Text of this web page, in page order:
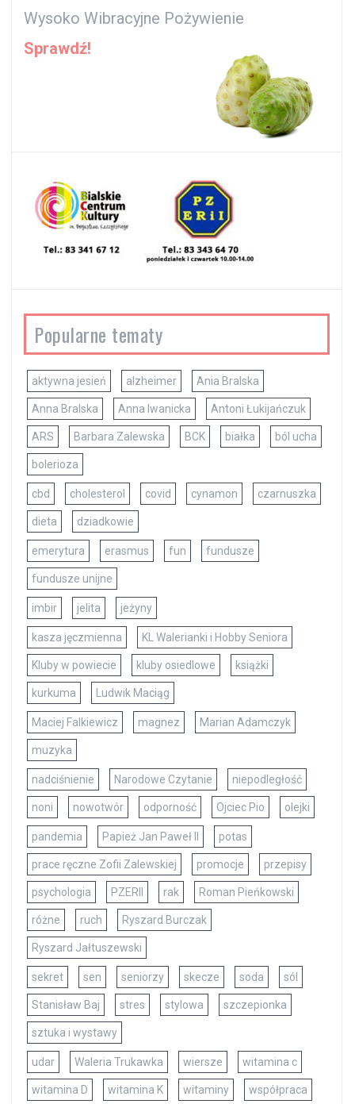
Wysoko Wibracyjne Pożywienie
Sprawdź!
Popularne tematy
aktywna jesień alzheimer Ania Bralska
Anna Bralska Anna Iwanicka Antoni Łukijańczuk
ARS Barbara Zalewska BCK białka ból ucha
bolerioza
cbd cholesterol covid cynamon czarnuszka
dieta dziadkowie
emerytura erasmus fun fundusze
fundusze unijne
imbir jelita jeżyny
kasza jęczmienna KL Walerianki i Hobby Seniora
Kluby w powiecie kluby osiedlowe książki
kurkuma Ludwik Maciąg
Maciej Falkiewicz magnez Marian Adamczyk
muzyka
nadciśnienie Narodowe Czytanie niepodległość
noni nowotwór odporność Ojciec Pio olejki
pandemia Papież Jan Paweł II potas
prace ręczne Zofii Zalewskiej promocje przepisy
psychologia PZERII rak Roman Pieńkowski
różne ruch Ryszard Burczak
Ryszard Jałtuszewski
sekret sen seniorzy skecze soda sól
Stanisław Baj stres stylowa szczepionka
sztuka i wystawy
udar Waleria Trukawka wiersze witamina c
witamina D witamina K witaminy współpraca